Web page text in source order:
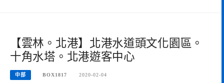
【雲林。北港】北港水道頭文化園區。
十角水塔。北港遊客中心
中部 BOX1817 2020-02-04